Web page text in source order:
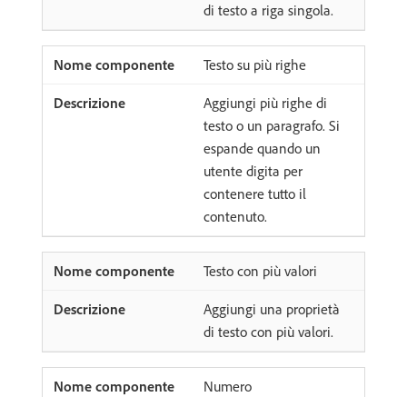
di testo a riga singola.
Testo su più righe
Aggiungi più righe di
testo o un paragrafo. Si
espande quando un
utente digita per
contenere tutto il
contenuto.
Testo con più valori
Aggiungi una proprietà
di testo con più valori.
Numero